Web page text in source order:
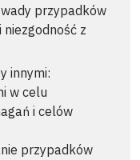
przypadków
z
innymi:
w celu
i celów
przypadków